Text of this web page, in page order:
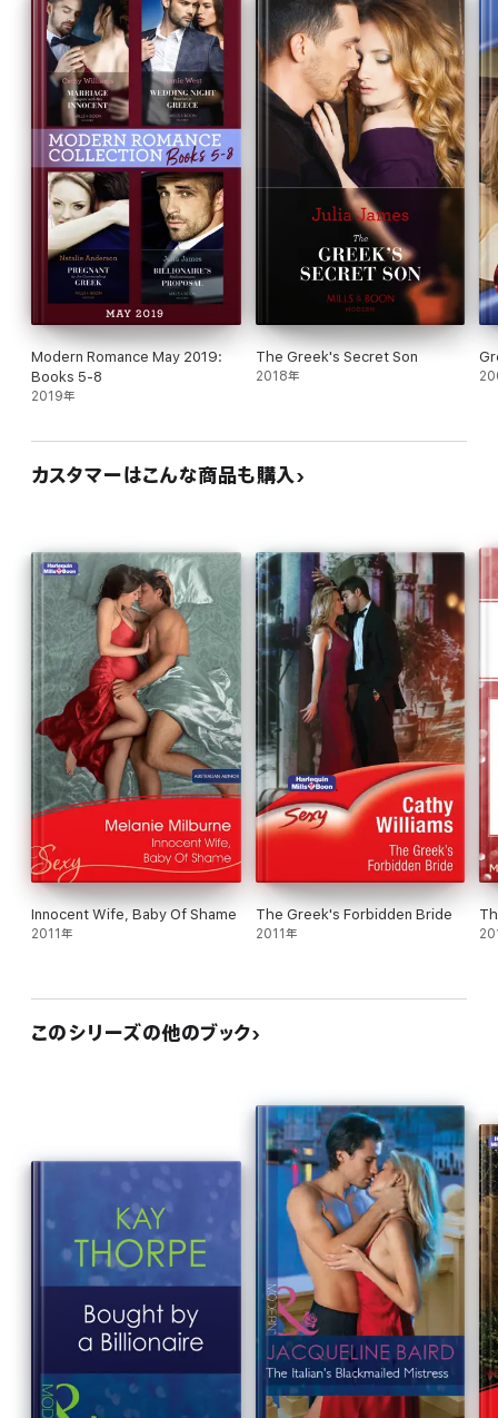
Modern Romance May 2019:
Books 5-8
2019年
The Greek's Secret Son
2018年
カスタマーはこんな商品も購入
Innocent Wife, Baby Of Shame
2011年
The Greek's Forbidden Bride
2011年
このシリーズの他のブック